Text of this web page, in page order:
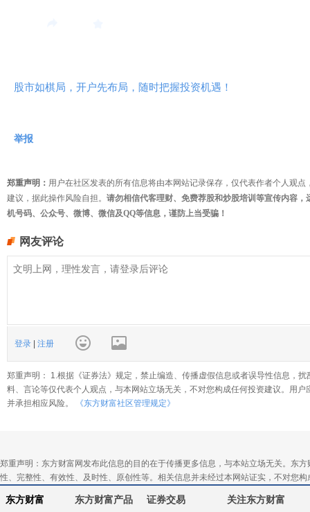
股市如棋局，开户先布局，随时把握投资机遇！
举报
郑重声明： 用户在社区发表的所有信息将由本网站记录保存，仅代表作者个人观
建议，据此操作风险自担。 请勿相信代客理财、免费荐股和炒股培训等宣传内容
机号码、公众号、微博、微信及QQ等信息，谨防上当受骗！
网友评论
登录 注册
郑重声明： 1.根据《证券法》规定，禁止编造、传播虚假信息或者误导性信息，
料、言论等仅代表个人观点，与本网站立场无关，不对您构成任何投资建议。用
并承担相应风险。
《东方财富社区管理规定》
郑重声明：东方财富网发布此信息的目的在于传播更多信息，与本站立场无关。东
性、完整性、有效性、及时性、原创性等。相关信息并未经过本网站证实，不对您
东方财富 东方财富产品 证券交易 关注东方财富